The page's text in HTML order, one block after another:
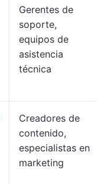
Gerentes de
soporte,
equipos de
asistencia
técnica
Creadores de
contenido,
especialistas en
marketing